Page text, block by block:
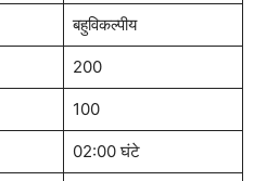
बहुविकल्पीय
200
100
02:00 घंटे